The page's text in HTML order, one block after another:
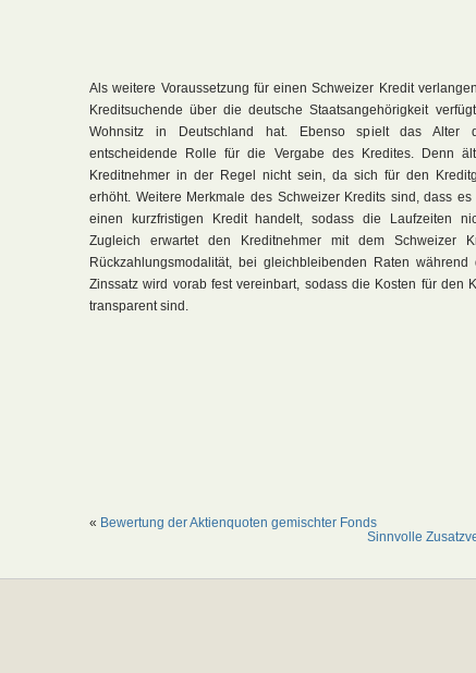
Als weitere Voraussetzung für einen Schweizer Kredit
Kreditsuchende über die deutsche Staatsangehörigkeit
Wohnsitz in Deutschland hat. Ebenso spielt das Alter
entscheidende Rolle für die Vergabe des Kredites. Denn
Kreditnehmer in der Regel nicht sein, da sich für den
erhöht. Weitere Merkmale des Schweizer Kredits sind, dass
einen kurzfristigen Kredit handelt, sodass die Laufzeiten
Zugleich erwartet den Kreditnehmer mit dem Schweizer
Rückzahlungsmodalität, bei gleichbleibenden Raten
Zinssatz wird vorab fest vereinbart, sodass die Kosten für den
transparent sind.
« Bewertung der Aktienquoten gemischter Fonds
Sinnvolle